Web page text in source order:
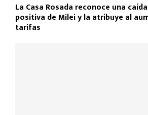
La Casa Rosada reconoce una
positiva de Milei y la atribuye al
tarifas